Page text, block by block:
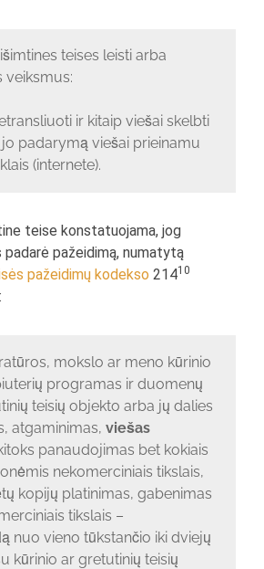
teises leisti arba
veiksmus:
ir kitaip viešai skelbti
jo padarymą viešai prieinamu
(internete).
teise konstatuojama, jog
pažeidimą, numatytą
pažeidimų kodekso 21410
mokslo ar meno kūrinio
programas ir duomenų
teisių objekto arba jų dalies
atgaminimas, viešas
panaudojimas bet kokiais
nekomerciniais tikslais,
kopijų platinimas, gabenimas
tikslais –
nuo vieno tūkstančio iki dviejų
kūrinio ar gretutinių teisių